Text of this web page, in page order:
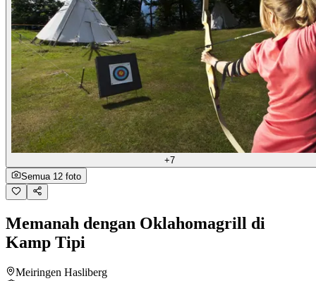
+7
Semua 12 foto
Memanah dengan Oklahomagrill di
Kamp Tipi
Meiringen Hasliberg